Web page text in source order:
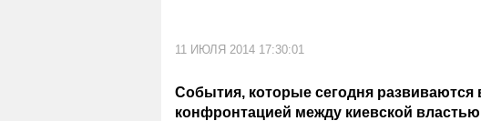
11 ИЮЛЯ 2014 17:30:01
События, которые сегодня развиваются
конфронтацией между киевской